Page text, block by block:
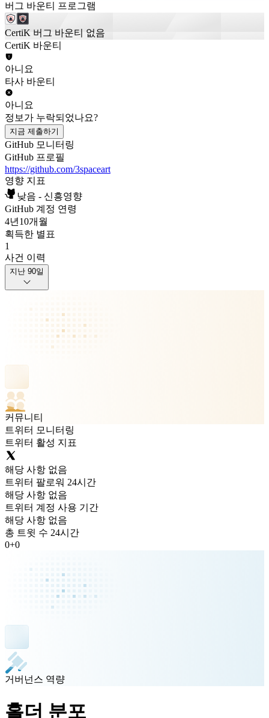
버그 바운티 프로그램
CertiK 버그 바운티 없음
CertiK 바운티
아니요
타사 바운티
아니요
정보가 누락되었나요?
지금 제출하기
GitHub 모니터링
GitHub 프로필
https://github.com/3spaceart
영향 지표
낮음 - 신흥영향
GitHub 계정 연령
4년 10개월
획득한 별표
1
사건 이력
지난 90일
커뮤니티
트위터 모니터링
트위터 활성 지표
해당 사항 없음
트위터 팔로워 24시간
해당 사항 없음
트위터 계정 사용 기간
해당 사항 없음
총 트윗 수 24시간
0+0
거버넌스 역량
홀더 분포